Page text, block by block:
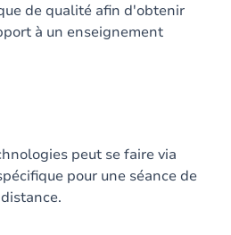
de qualité afin d'obtenir
à un enseignement
peut se faire via
pour une séance de